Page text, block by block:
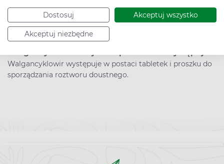
Dostosuj Akceptuj wszystko
Akceptuj niezbędne
przypadku bezwzględnej konieczności, gdy korzyść dla
matki przewyższa ryzyko dla płodu. Nie należy karmić
piersią podczas jego stosowania.
Walgancyklowir występuje w postaci tabletek i proszku do
sporządzania roztworu doustnego.